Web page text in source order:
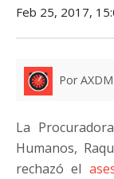
Feb 25, 2017,
Por AXDM
La
Humanos,
rechazó el